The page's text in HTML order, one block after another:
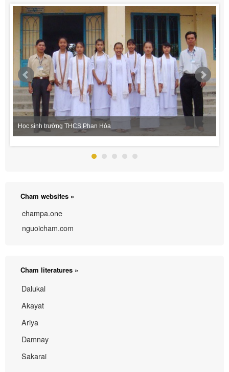
Học sinh trường THCS Phan Hòa
Cham websites »
champa.one
nguoicham.com
Cham literatures »
Dalukal
Akayat
Ariya
Damnay
Sakarai